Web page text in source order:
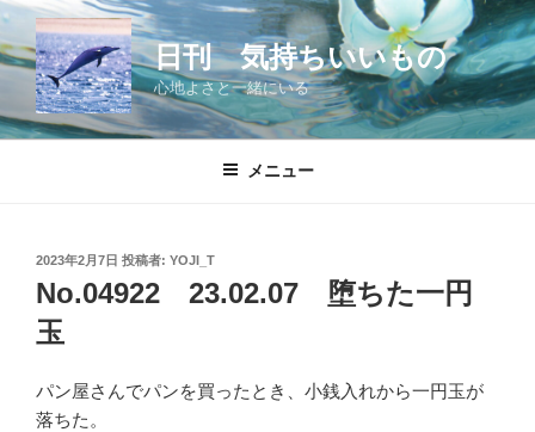
コ
ン
テ
ツ
日刊 気持ちいいもの
心地よさと一緒にいる
メニュー
投
稿
日:
2023年2月7日 投稿者: YOJI_T
No.04922 23.02.07 堕ちた一円
玉
パン屋さんでパンを買ったとき、小銭入れから一円玉が
落ちた。